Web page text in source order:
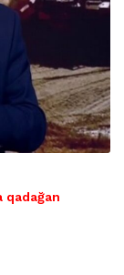
qadağan